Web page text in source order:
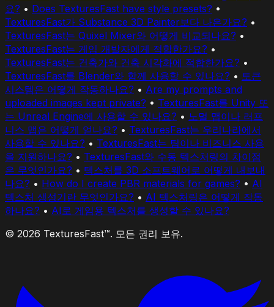
요? • Does TexturesFast have style presets? •
TexturesFast가 Substance 3D Painter보다 나은가요? •
TexturesFast는 Quixel Mixer와 어떻게 비교되나요? •
TexturesFast는 게임 개발자에게 적합한가요? •
TexturesFast는 건축가와 건축 시각화에 적합한가요? •
TexturesFast를 Blender와 함께 사용할 수 있나요? • 토큰
시스템은 어떻게 작동하나요? • Are my prompts and
uploaded images kept private? • TexturesFast를 Unity 또
는 Unreal Engine에 사용할 수 있나요? • 노멀 맵이나 러프
니스 맵은 어떻게 얻나요? • TexturesFast는 우리나라에서
사용할 수 있나요? • TexturesFast는 팀이나 비즈니스 사용
을 지원하나요? • TexturesFast와 수동 텍스처링의 차이점
은 무엇인가요? • 텍스처를 3D 소프트웨어로 어떻게 내보내
나요? • How do I create PBR materials for games? • AI
텍스처 생성기란 무엇인가요? • AI 텍스처링은 어떻게 작동
하나요? • AI로 게임용 텍스처를 생성할 수 있나요?
© 2026 TexturesFast™. 모든 권리 보유.